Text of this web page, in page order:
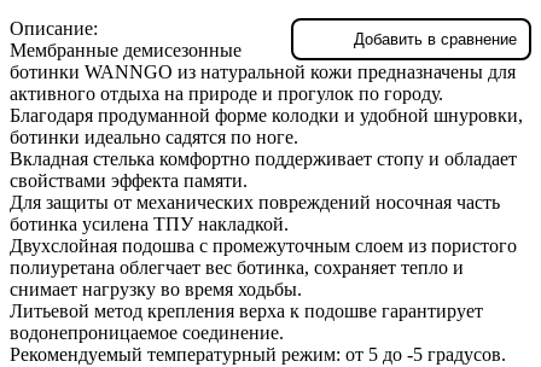
Добавить в сравнение
Описание:
Мембранные демисезонные
ботинки WANNGO из натуральной кожи предназначены для
активного отдыха на природе и прогулок по городу.
Благодаря продуманной форме колодки и удобной шнуровки,
ботинки идеально садятся по ноге.
Вкладная стелька комфортно поддерживает стопу и обладает
свойствами эффекта памяти.
Для защиты от механических повреждений носочная часть
ботинка усилена ТПУ накладкой.
Двухслойная подошва с промежуточным слоем из пористого
полиуретана облегчает вес ботинка, сохраняет тепло и
снимает нагрузку во время ходьбы.
Литьевой метод крепления верха к подошве гарантирует
водонепроницаемое соединение.
Рекомендуемый температурный режим: от 5 до -5 градусов.